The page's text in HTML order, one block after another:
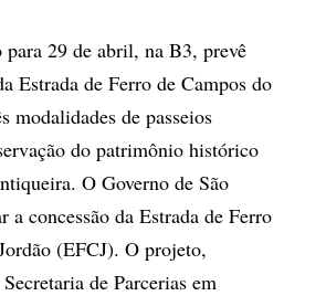
29 de abril, na B3, prevê
Estrada de Ferro de Campos do
modalidades de passeios
do patrimônio histórico
O Governo de São
a concessão da Estrada de Ferro
(EFCJ). O projeto,
de Parcerias em